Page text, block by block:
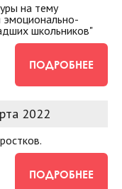
на тему
школьников"
ПОДРОБНЕЕ
2022
ПОДРОБНЕЕ